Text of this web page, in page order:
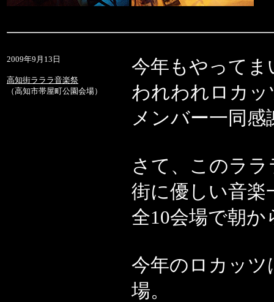
2009年9月13日
高知街ラララ音楽祭
（高知市帯屋町公園会場）
今年もやって
われわれロカ
メンバー一同
さて、このラ
街に優しい音楽
全10会場で朝
今年のロカッツ
場。